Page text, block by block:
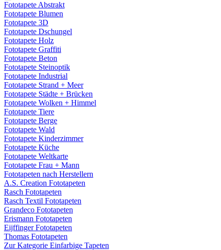
Fototapete Abstrakt
Fototapete Blumen
Fototapete 3D
Fototapete Dschungel
Fototapete Holz
Fototapete Graffiti
Fototapete Beton
Fototapete Steinoptik
Fototapete Industrial
Fototapete Strand + Meer
Fototapete Städte + Brücken
Fototapete Wolken + Himmel
Fototapete Tiere
Fototapete Berge
Fototapete Wald
Fototapete Kinderzimmer
Fototapete Küche
Fototapete Weltkarte
Fototapete Frau + Mann
Fototapeten nach Herstellern
A.S. Creation Fototapeten
Rasch Fototapeten
Rasch Textil Fototapeten
Grandeco Fototapeten
Erismann Fototapeten
Eijffinger Fototapeten
Thomas Fototapeten
Zur Kategorie Einfarbige Tapeten